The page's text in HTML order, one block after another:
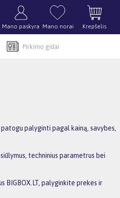
Mano paskyra Mano norai Krepšelis
Pirkimo gidai
palyginti pagal kainą, savybes,
techninius parametrus bei
BIGBOX.LT, palyginkite prekes ir